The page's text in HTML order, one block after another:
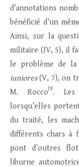
d’annotations
bénéficié d’un
Ainsi, sur la
militaire (IV, 5), il
le problème de la
iuniores(V, 7), on
M. Rocco[3]. Les
lorsqu’elles
du traité, les
différents chars à
pont d’outres
liburne